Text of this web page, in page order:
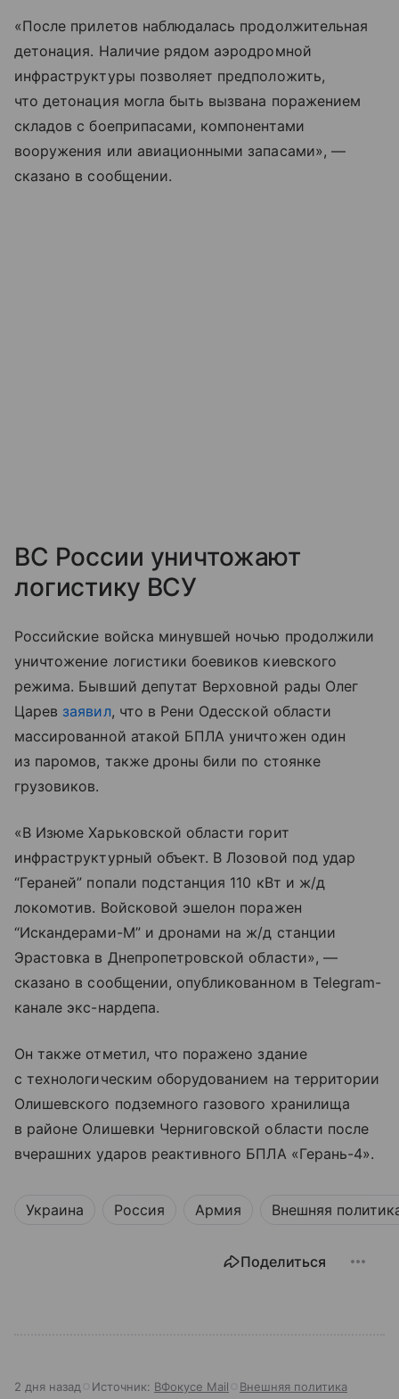
«После прилетов наблюдалась продолжительная
детонация. Наличие рядом аэродромной
инфраструктуры позволяет предположить,
что детонация могла быть вызвана поражением
складов с боеприпасами, компонентами
вооружения или авиационными запасами», —
сказано в сообщении.
ВС России уничтожают
логистику ВСУ
Российские войска минувшей ночью продолжили
уничтожение логистики боевиков киевского
режима. Бывший депутат Верховной рады Олег
Царев заявил, что в Рени Одесской области
массированной атакой БПЛА уничтожен один
из паромов, также дроны били по стоянке
грузовиков.
«В Изюме Харьковской области горит
инфраструктурный объект. В Лозовой под удар
“Гераней” попали подстанция 110 кВт и ж/д
локомотив. Войсковой эшелон поражен
“Искандерами-М” и дронами на ж/д станции
Эрастовка в Днепропетровской области», —
сказано в сообщении, опубликованном в Telegram-
канале экс-нардепа.
Он также отметил, что поражено здание
с технологическим оборудованием на территории
Олишевского подземного газового хранилища
в районе Олишевки Черниговской области после
вчерашних ударов реактивного БПЛА «Герань-4».
Украина Россия Армия Внешняя
Поделиться
2 дня назад Источник: ВФокусе Mail Внешняя политика